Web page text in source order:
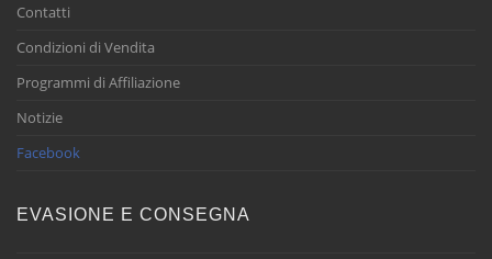
Contatti
Condizioni di Vendita
Programmi di Affiliazione
Notizie
Facebook
EVASIONE E CONSEGNA